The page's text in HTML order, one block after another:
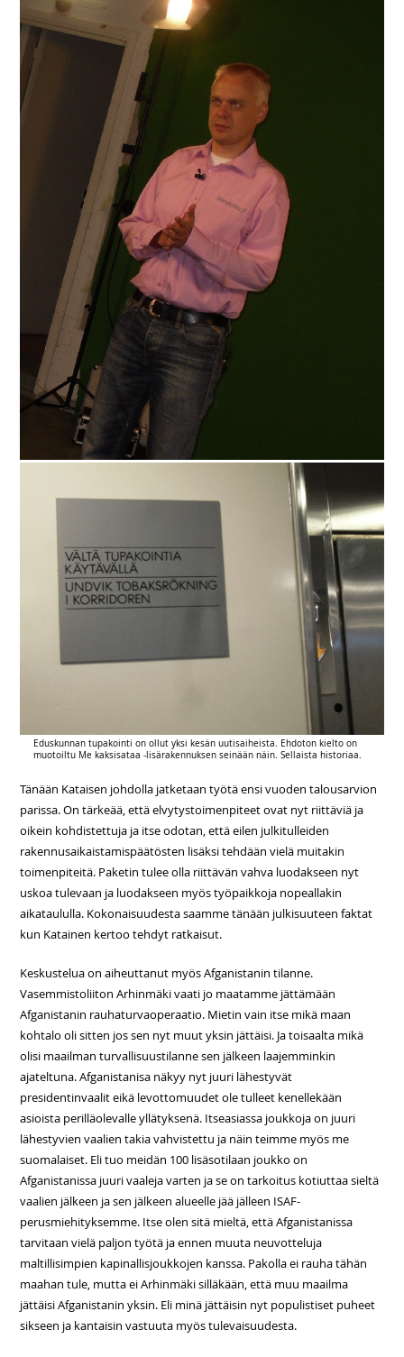
Eduskunnan tupakointi on ollut yksi kesän uutisaiheista. Ehdoton kielto on
muotoiltu Me kaksisataa -lisärakennuksen seinään näin. Sellaista historiaa.
Tänään Kataisen johdolla jatketaan työtä ensi vuoden talousarvion
parissa. On tärkeää, että elvytystoimenpiteet ovat nyt riittäviä ja
oikein kohdistettuja ja itse odotan, että eilen julkitulleiden
rakennusaikaistamispäätösten lisäksi tehdään vielä muitakin
toimenpiteitä. Paketin tulee olla riittävän vahva luodakseen nyt
uskoa tulevaan ja luodakseen myös työpaikkoja nopeallakin
aikataululla. Kokonaisuudesta saamme tänään julkisuuteen faktat
kun Katainen kertoo tehdyt ratkaisut.
Keskustelua on aiheuttanut myös Afganistanin tilanne.
Vasemmistoliiton Arhinmäki vaati jo maatamme jättämään
Afganistanin rauhaturvaoperaatio. Mietin vain itse mikä maan
kohtalo oli sitten jos sen nyt muut yksin jättäisi. Ja toisaalta mikä
olisi maailman turvallisuustilanne sen jälkeen laajemminkin
ajateltuna. Afganistanisa näkyy nyt juuri lähestyvät
presidentinvaalit eikä levottomuudet ole tulleet kenellekään
asioista perilläolevalle yllätyksenä. Itseasiassa joukkoja on juuri
lähestyvien vaalien takia vahvistettu ja näin teimme myös me
suomalaiset. Eli tuo meidän 100 lisäsotilaan joukko on
Afganistanissa juuri vaaleja varten ja se on tarkoitus kotiuttaa sieltä
vaalien jälkeen ja sen jälkeen alueelle jää jälleen ISAF-
perusmiehityksemme. Itse olen sitä mieltä, että Afganistanissa
tarvitaan vielä paljon työtä ja ennen muuta neuvotteluja
maltillisimpien kapinallisjoukkojen kanssa. Pakolla ei rauha tähän
maahan tule, mutta ei Arhinmäki silläkään, että muu maailma
jättäisi Afganistanin yksin. Eli minä jättäisin nyt populistiset puheet
sikseen ja kantaisin vastuuta myös tulevaisuudesta.